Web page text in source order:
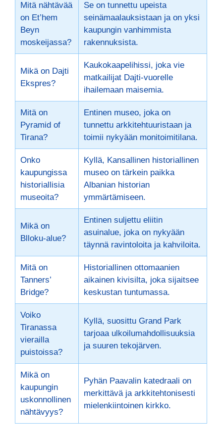
Mitä nähtävää
on Et’hem
Beyn
moskeijassa?
Se on tunnettu upeista
seinämaalauksistaan ja on yksi
kaupungin vanhimmista
rakennuksista.
Mikä on Dajti
Ekspres?
Kaukokaapelihissi, joka vie
matkailijat Dajti-vuorelle
ihailemaan maisemia.
Mitä on
Pyramid of
Tirana?
Entinen museo, joka on
tunnettu arkkitehtuuristaan ja
toimii nykyään monitoimitilana.
Onko
kaupungissa
historiallisia
museoita?
Kyllä, Kansallinen historiallinen
museo on tärkein paikka
Albanian historian
ymmärtämiseen.
Mikä on
Blloku-alue?
Entinen suljettu eliitin
asuinalue, joka on nykyään
täynnä ravintoloita ja kahviloita.
Mitä on
Tanners’
Bridge?
Historiallinen ottomaanien
aikainen kivisilta, joka sijaitsee
keskustan tuntumassa.
Voiko
Tiranassa
vierailla
puistoissa?
Kyllä, suosittu Grand Park
tarjoaa ulkoilumahdollisuuksia
ja suuren tekojärven.
Mikä on
kaupungin
uskonnollinen
nähtävyys?
Pyhän Paavalin katedraali on
merkittävä ja arkkitehtonisesti
mielenkiintoinen kirkko.